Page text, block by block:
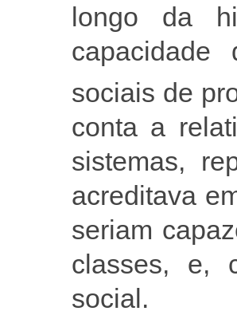
longo da
capacidade
sociais de
conta a
sistemas,
acreditava
seriam
classes, e,
social.